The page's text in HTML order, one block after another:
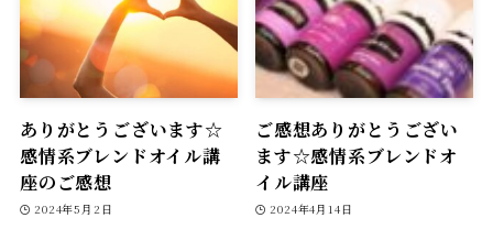
ありがとうございます☆
感情系ブレンドオイル講
座のご感想
2024年5月2日
ご感想ありがとうござい
ます☆感情系ブレンドオ
イル講座
2024年4月14日